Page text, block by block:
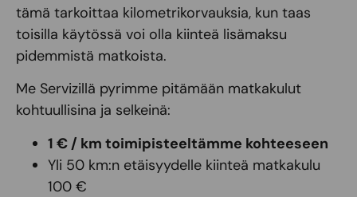
tämä tarkoittaa kilometrikorvauksia, kun taas
toisilla käytössä voi olla kiinteä lisämaksu
pidemmistä matkoista.
Me Servizillä pyrimme pitämään matkakulut
kohtuullisina ja selkeinä:
1 € / km toimipisteeltämme kohteeseen
Yli 50 km:n etäisyydelle kiinteä matkakulu
100 €